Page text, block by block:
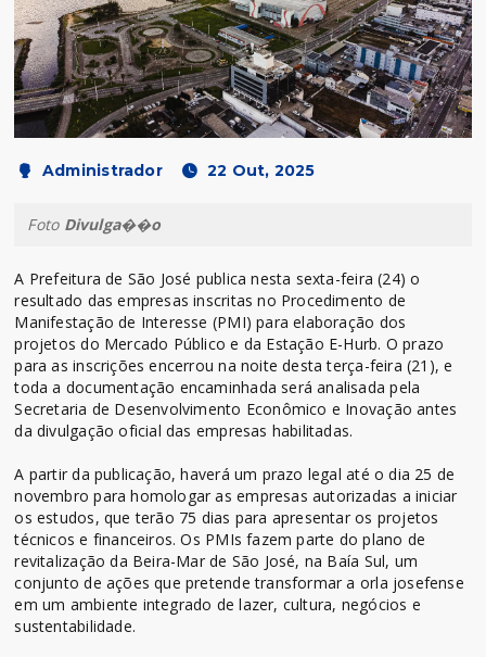
Administrador 22 Out, 2025
Foto Divulga��o
A Prefeitura de São José publica nesta sexta-feira (24) o
resultado das empresas inscritas no Procedimento de
Manifestação de Interesse (PMI) para elaboração dos
projetos do Mercado Público e da Estação E-Hurb. O prazo
para as inscrições encerrou na noite desta terça-feira (21), e
toda a documentação encaminhada será analisada pela
Secretaria de Desenvolvimento Econômico e Inovação antes
da divulgação oficial das empresas habilitadas.
A partir da publicação, haverá um prazo legal até o dia 25 de
novembro para homologar as empresas autorizadas a iniciar
os estudos, que terão 75 dias para apresentar os projetos
técnicos e financeiros. Os PMIs fazem parte do plano de
revitalização da Beira-Mar de São José, na Baía Sul, um
conjunto de ações que pretende transformar a orla josefense
em um ambiente integrado de lazer, cultura, negócios e
sustentabilidade.